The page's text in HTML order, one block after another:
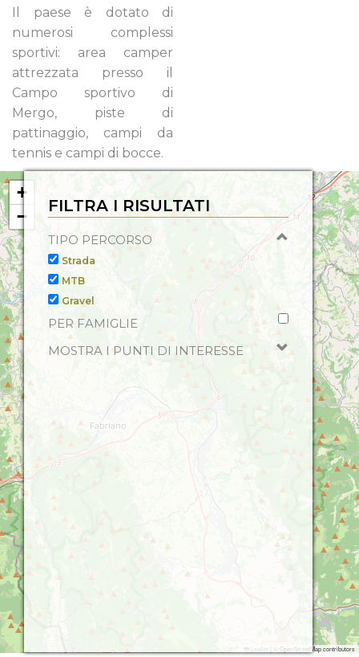
Il paese è dotato di
numerosi complessi
sportivi: area camper
attrezzata presso il
Campo sportivo di
Mergo, piste di
pattinaggio, campi da
tennis e campi di bocce.
+
−
Leaflet © OpenStreetMap contributors
FILTRA I RISULTATI
TIPO PERCORSO
Strada
MTB
Gravel
PER FAMIGLIE
MOSTRA I PUNTI DI INTERESSE